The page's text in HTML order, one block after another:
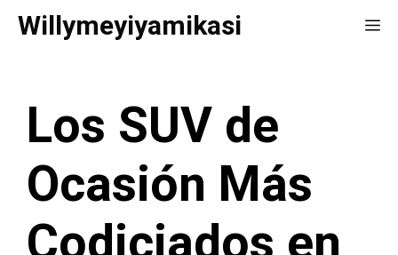
Saltar
Willymeyiyamikasi
Los SUV de
Ocasión Más